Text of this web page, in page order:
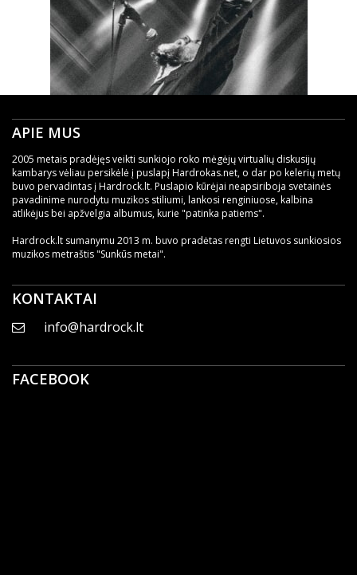
APIE MUS
2005 metais pradėjęs veikti sunkiojo roko mėgėjų virtualių diskusijų
kambarys vėliau persikėlė į puslapį Hardrokas.net, o dar po kelerių metų
buvo pervadintas į Hardrock.lt. Puslapio kūrėjai neapsiriboja svetainės
pavadinime nurodytu muzikos stiliumi, lankosi renginiuose, kalbina
atlikėjus bei apžvelgia albumus, kurie "patinka patiems".
Hardrock.lt sumanymu 2013 m. buvo pradėtas rengti Lietuvos sunkiosios
muzikos metraštis "Sunkūs metai".
KONTAKTAI
info@hardrock.lt
FACEBOOK